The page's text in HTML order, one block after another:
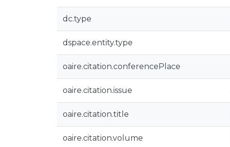
dc.type
dspace.entity.type
oaire.citation.conferencePlace
oaire.citation.issue
oaire.citation.title
oaire.citation.volume